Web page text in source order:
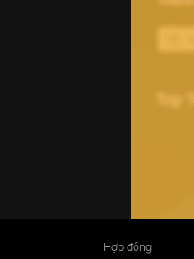
Hợp đồng